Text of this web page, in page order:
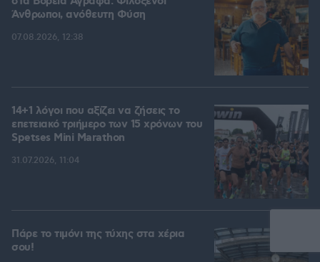
Άνθρωποι, ανόθευτη Φύση
07.08.2026, 12:38
14+1 λόγοι που αξίζει να ζήσεις το
επετειακό τριήμερο των 15 χρόνων του
Spetses Mini Marathon
31.07.2026, 11:04
Πάρε το τιμόνι της τύχης στα χέρια
σου!